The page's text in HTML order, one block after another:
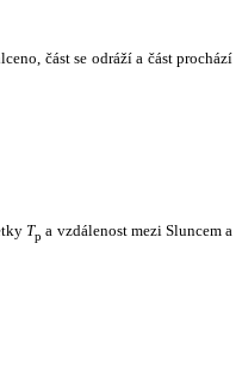
část se odráží a část prochází
Tp a vzdálenost mezi Sluncem a